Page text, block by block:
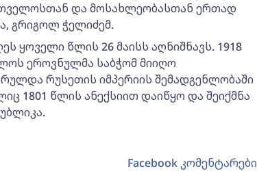
და მოსახლეობასთან ერთად
გრიგოლ ჭელიძემ.
ყოველი წლის 26 მაისს აღნიშნავს. 1918
ეროვნულმა საბჭომ მიიღო
რუსეთის იმპერიის შემადგენლობაში
1801 წლის ანექსიით დაიწყო და შეიქმნა
Facebook კომენტარები